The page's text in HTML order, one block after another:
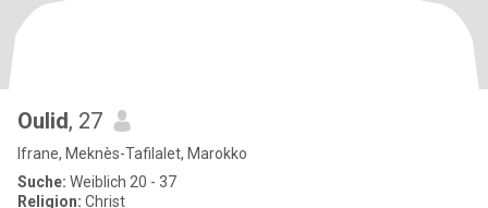
Oulid, 27
Ifrane, Meknès-Tafilalet, Marokko
Suche: Weiblich 20 - 37
Religion: Christ